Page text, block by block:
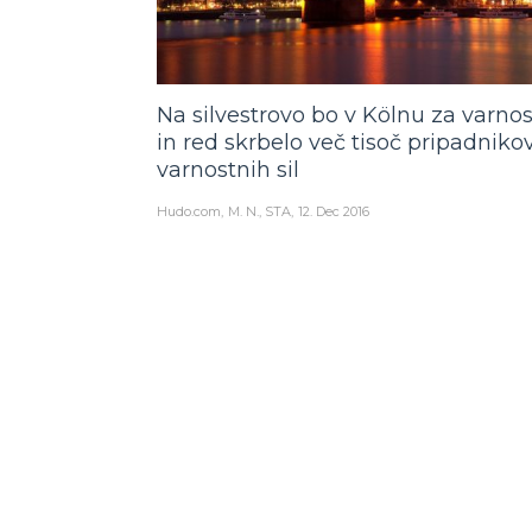
Na silvestrovo bo v Kölnu za
in red skrbelo več tisoč
varnostnih sil
Hudo.com M. N., STA 12. Dec 2016